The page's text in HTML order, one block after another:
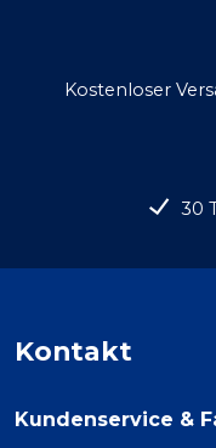
Kostenloser
30
Kontakt
Kundenservice &